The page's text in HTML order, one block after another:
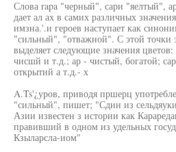
Слова rapa "черный", сари "яелтый",
дает ал ах в самих различных
имзна.'.и героев наступает как
"сильный", "отважной". С этой
выделяет следующие значения
чисшй и т.д.; ар - чистый, богатой;
открытий а т.д.- х
A.Ts'¿уров, приводя пршерц
"сильный", пишет; "Сдин из
Азии известен з истории как
правивший в одном из удельных
Кзыларсла-иом"